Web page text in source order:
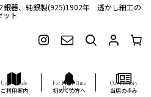
銀器、純銀製(925)1902年 透かし細工の
ット
ご利用案内 初めての方へ 当店の歩み